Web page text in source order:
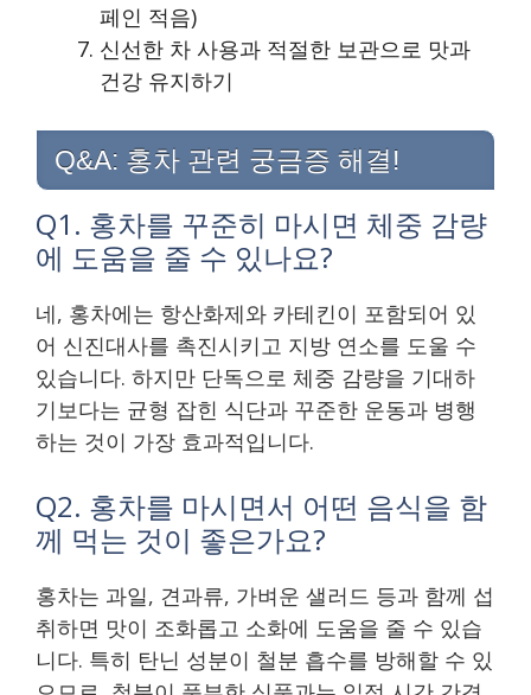
페인 적음)
신선한 차 사용과 적절한 보관으로 맛과
건강 유지하기
Q&A: 홍차 관련 궁금증 해결!
Q1. 홍차를 꾸준히 마시면 체중 감량
에 도움을 줄 수 있나요?
네, 홍차에는 항산화제와 카테킨이 포함되어 있
어 신진대사를 촉진시키고 지방 연소를 도울 수
있습니다. 하지만 단독으로 체중 감량을 기대하
기보다는 균형 잡힌 식단과 꾸준한 운동과 병행
하는 것이 가장 효과적입니다.
Q2. 홍차를 마시면서 어떤 음식을 함
께 먹는 것이 좋은가요?
홍차는 과일, 견과류, 가벼운 샐러드 등과 함께 섭
취하면 맛이 조화롭고 소화에 도움을 줄 수 있습
니다. 특히 탄닌 성분이 철분 흡수를 방해할 수 있